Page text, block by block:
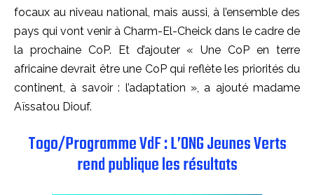
focaux au niveau national, mais aussi, à l’ensemble des
pays qui vont venir à Charm-El-Cheick dans le cadre de
la prochaine CoP. Et d’ajouter « Une CoP en terre
africaine devrait être une CoP qui reflète les priorités du
continent, à savoir : l’adaptation », a ajouté madame
Aïssatou Diouf.
Togo/Programme VdF : L’ONG Jeunes Verts
rend publique les résultats